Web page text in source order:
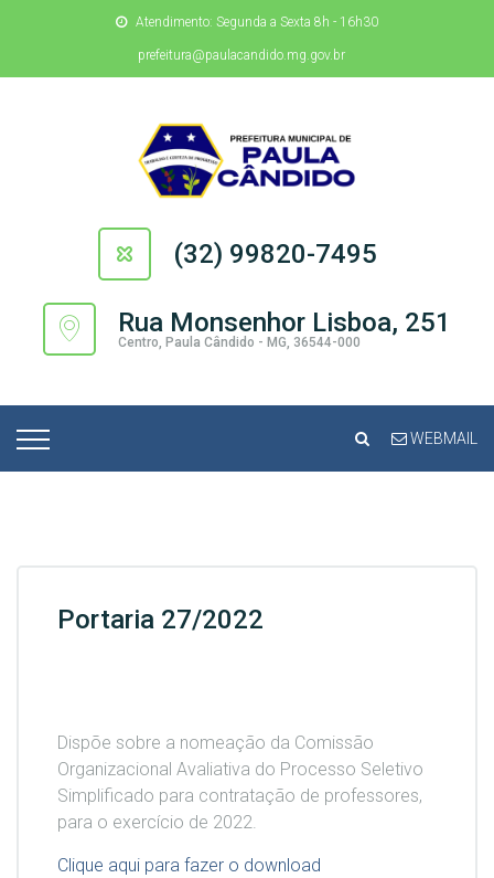
Atendimento: Segunda a Sexta 8h - 16h30
prefeitura@paulacandido.mg.gov.br
(32) 99820-7495
Rua Monsenhor Lisboa, 251
Centro, Paula Cândido - MG, 36544-000
WEBMAIL
Portaria 27/2022
Dispõe sobre a nomeação da Comissão
Organizacional Avaliativa do Processo Seletivo
Simplificado para contratação de professores,
para o exercício de 2022.
Clique aqui para fazer o download